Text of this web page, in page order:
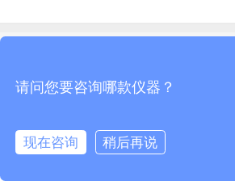
请问您要咨询哪款仪器？
现在咨询 稍后再说